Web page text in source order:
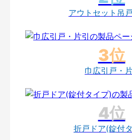
アウトセット吊
巾広引戸・
折戸ドア(錠付